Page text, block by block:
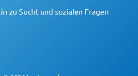
zu Sucht und sozialen Fragen